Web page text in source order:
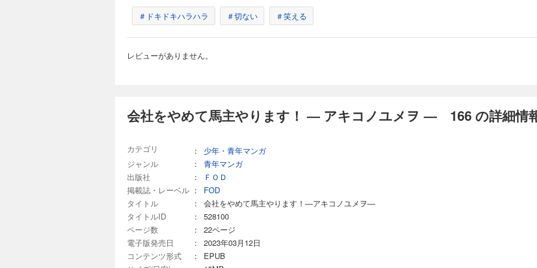
＃ドキドキハラハラ ＃切ない ＃笑える
レビューがありません。
会社をやめて馬主やります！ ― アキコノユメヲ ― 166 の詳細情
カテゴリ ：
少年・青年マンガ
ジャンル
：
青年マンガ
出版社
：
ＦＯＤ
掲載誌・レーベル ：
FOD
タイトル
：
会社をやめて馬主やります！―アキコノユメヲ―
タイトルID
：
528100
ページ数
：
22ページ
電子版発売日
：
2023年03月12日
コンテンツ形式
：
EPUB